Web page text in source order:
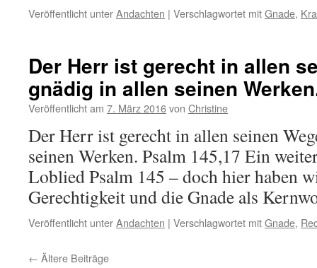
Veröffentlicht unterAndachten | Verschlagwortet mitGnade,
Der Herr ist gerecht in allen
gnädig in allen seinen
Veröffentlicht am 7. März 2016von Christine
Der Herr ist gerecht in allen seinen
seinen Werken. Psalm 145,17 Ein
Loblied Psalm 145 – doch hier haben
Gerechtigkeit und die Gnade als
Veröffentlicht unterAndachten | Verschlagwortet mitGnade,
← Ältere Beiträge